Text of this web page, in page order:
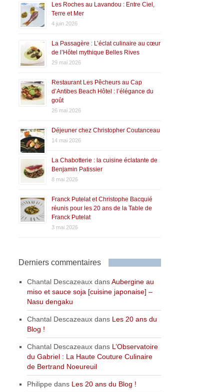
Les Roches au Lavandou : Entre Ciel,
Terre et Mer
4 juin 2026
La Passagère : L’éclat culinaire au cœur
de l’Hôtel mythique Belles Rives
29 mai 2026
Restaurant Les Pêcheurs au Cap
d’Antibes Beach Hôtel : l’élégance du
goût
26 mai 2026
Déjeuner chez Christopher Coutanceau
14 mai 2026
La Chabotterie : la cuisine éclatante de
Benjamin Patissier
8 mai 2026
Franck Putelat et Christophe Bacquié
réunis pour les 20 ans de la Table de
Franck Putelat
3 mai 2026
Derniers commentaires
Chantal Descazeaux dansAubergine au
miso et sauce soja [cuisine japonaise] –
Nasu dengaku
Chantal Descazeaux dans Les 20 ans du
Blog !
Chantal Descazeaux dans L’Observatoire
du Gabriel : La Haute Couture Culinaire
de Bertrand Noeureuil
Philippe dans Les 20 ans du Blog !